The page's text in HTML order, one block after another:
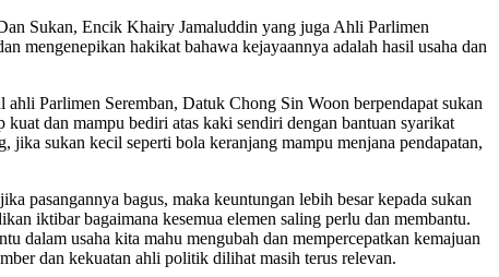
Sukan, Encik Khairy Jamaluddin yang juga Ahli Parlimen
mengenepikan hakikat bahawa kejayaannya adalah hasil usaha dan
Parlimen Seremban, Datuk Chong Sin Woon berpendapat sukan
dan mampu bediri atas kaki sendiri dengan bantuan syarikat
sukan kecil seperti bola keranjang mampu menjana pendapatan,
pasangannya bagus, maka keuntungan lebih besar kepada sukan
iktibar bagaimana kesemua elemen saling perlu dan membantu.
dalam usaha kita mahu mengubah dan mempercepatkan kemajuan
dan kekuatan ahli politik dilihat masih terus relevan.